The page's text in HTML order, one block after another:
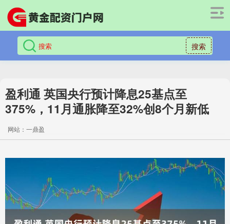
搜索
盈利通 英国央行预计降息25基点至
375%，11月通胀降至32%创8个月新低
网站：一鼎盈